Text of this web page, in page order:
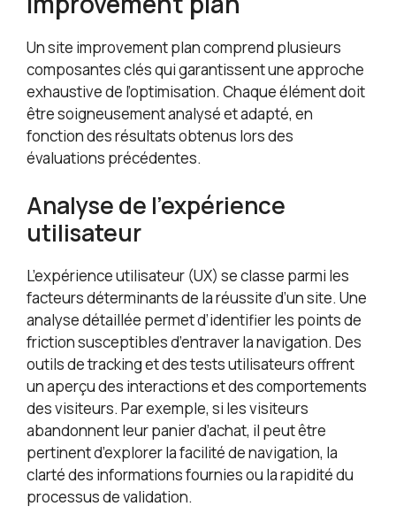
Un site improvement plan comprend plusieurs
composantes clés qui garantissent une approche
exhaustive de l’optimisation. Chaque élément doit
être soigneusement analysé et adapté, en
fonction des résultats obtenus lors des
évaluations précédentes.
Analyse de l’expérience
utilisateur
L’expérience utilisateur (UX) se classe parmi les
facteurs déterminants de la réussite d’un site. Une
analyse détaillée permet d’identifier les points de
friction susceptibles d’entraver la navigation. Des
outils de tracking et des tests utilisateurs offrent
un aperçu des interactions et des comportements
des visiteurs. Par exemple, si les visiteurs
abandonnent leur panier d’achat, il peut être
pertinent d’explorer la facilité de navigation, la
clarté des informations fournies ou la rapidité du
processus de validation.